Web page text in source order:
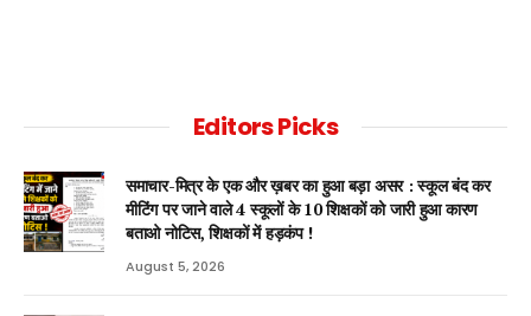
Editors Picks
समाचार-मित्र के एक और ख़बर का हुआ बड़ा असर : स्कूल बंद कर
मीटिंग पर जाने वाले 4 स्कूलों के 10 शिक्षकों को जारी हुआ कारण
बताओ नोटिस, शिक्षकों में हड़कंप !
August 5, 2026